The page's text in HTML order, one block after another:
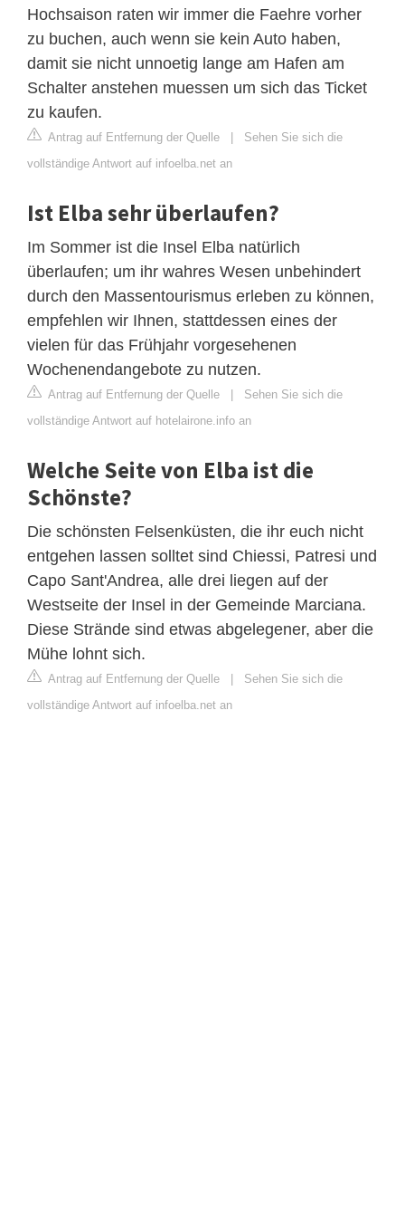
Hochsaison raten wir immer die Faehre vorher
zu buchen, auch wenn sie kein Auto haben,
damit sie nicht unnoetig lange am Hafen am
Schalter anstehen muessen um sich das Ticket
zu kaufen.
Antrag auf Entfernung der Quelle | Sehen Sie sich die
vollständige Antwort auf infoelba.net an
Ist Elba sehr überlaufen?
Im Sommer ist die Insel Elba natürlich
überlaufen; um ihr wahres Wesen unbehindert
durch den Massentourismus erleben zu können,
empfehlen wir Ihnen, stattdessen eines der
vielen für das Frühjahr vorgesehenen
Wochenendangebote zu nutzen.
Antrag auf Entfernung der Quelle | Sehen Sie sich die
vollständige Antwort auf hotelairone.info an
Welche Seite von Elba ist die
Schönste?
Die schönsten Felsenküsten, die ihr euch nicht
entgehen lassen solltet sind Chiessi, Patresi und
Capo Sant'Andrea, alle drei liegen auf der
Westseite der Insel in der Gemeinde Marciana.
Diese Strände sind etwas abgelegener, aber die
Mühe lohnt sich.
Antrag auf Entfernung der Quelle | Sehen Sie sich die
vollständige Antwort auf infoelba.net an